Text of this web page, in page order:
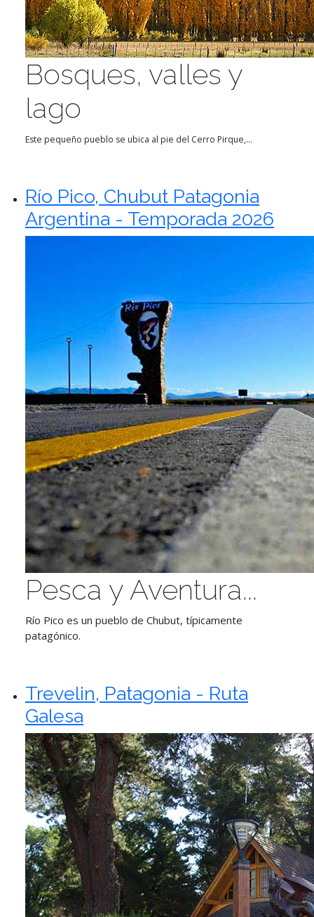
Bosques, valles y
lago
Este pequeño pueblo se ubica al pie del Cerro Pirque,...
Río Pico, Chubut Patagonia
Argentina - Temporada 2026
Pesca y Aventura...
Río Pico es un pueblo de Chubut, típicamente
patagónico.
Trevelin, Patagonia - Ruta
Galesa